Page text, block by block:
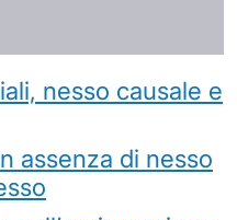
nesso causale e
assenza di nesso